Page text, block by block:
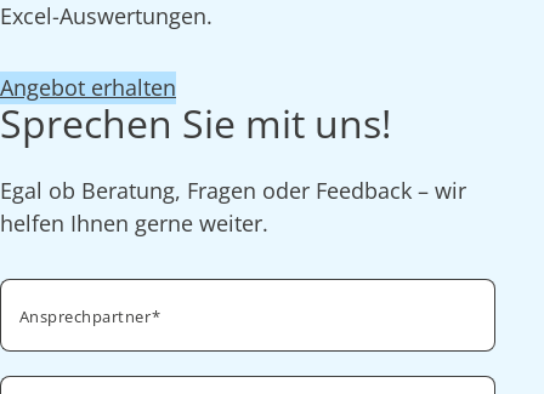
Excel-Auswertungen.
Angebot erhalten
Sprechen Sie mit uns!
Egal ob Beratung, Fragen oder Feedback – wir
helfen Ihnen gerne weiter.
Ansprechpartner